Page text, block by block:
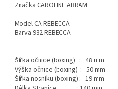
Značka CAROLINE ABRAM
Model CA REBECCA
Barva 932 REBECCA
Šířka očnice (boxing) : 48 mm
Výška očnice (boxing) : 50 mm
Šířka nosníku (boxing) : 19 mm